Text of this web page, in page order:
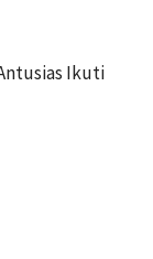
Ikuti